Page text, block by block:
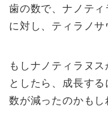
歯の数で、ナノテ
に対し、ティラノ
もしナノティラヌ
としたら、成長す
数が減ったのかもし